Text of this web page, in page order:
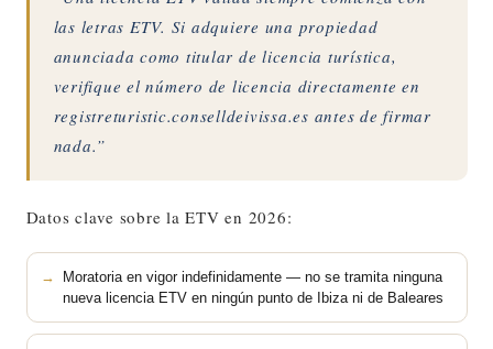
las letras ETV. Si adquiere una propiedad
anunciada como titular de licencia turística,
verifique el número de licencia directamente en
registreturistic.conselldeivissa.es antes de firmar
nada.”
Datos clave sobre la ETV en 2026:
Moratoria en vigor indefinidamente — no se tramita ninguna
nueva licencia ETV en ningún punto de Ibiza ni de Baleares